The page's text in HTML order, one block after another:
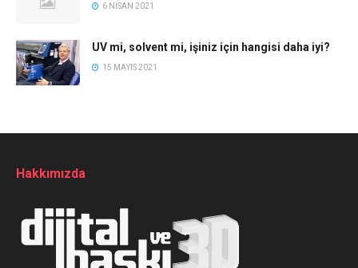
6 NISAN 2021
UV mi, solvent mi, işiniz için hangisi daha iyi?
15 MAYIS 2021
Hakkımızda